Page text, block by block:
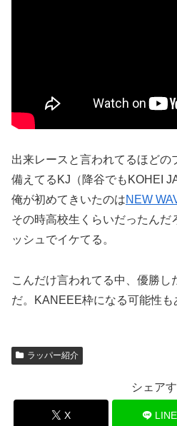
出来レースと言われてるほどの
備えてるKJ（降谷でもKOHEI
俺が初めてきいたのはNEW
その時高校生くらいだったんだ
ッシュでイケてる。
こんだけ言われてる中、優勝し
だ。KANEEE枠になる可能性も
ラッパー紹介
シェア
X LINE